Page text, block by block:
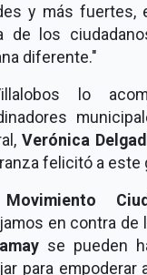
y más fuertes,
de los
diferente."
lo
Verónica
felicitó a este
Movimiento
en contra de
se pueden
para empoderar